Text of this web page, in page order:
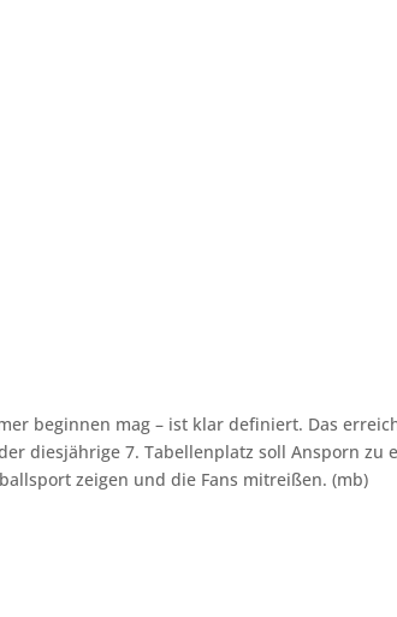
beginnen mag – ist klar definiert. Das
diesjährige 7. Tabellenplatz soll Ansporn zu
zeigen und die Fans mitreißen. (mb)